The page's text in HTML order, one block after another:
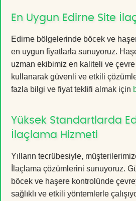
En Uygun Edirne Site
Edirne bölgelerinde böcek ve
en uygun fiyatlarla sunuyoruz.
uzman ekibimiz en kaliteli ve
kullanarak güvenli ve etkili
fazla bilgi ve fiyat teklifi almak için
Yüksek Standartlarda
İlaçlama Hizmeti
Yılların tecrübesiyle,
İlaçlama çözümlerini sunuyoruz.
böcek ve haşere kontrolünde
sağlıklı ve etkili yöntemlerle